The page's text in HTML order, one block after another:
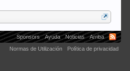
Sponsors Ayuda Noticias
Arriba
Normas de Utilización
Política de privacidad